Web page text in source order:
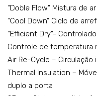
“Doble Flow” Mistura de
“Cool Down” Ciclo de
“Efficient Dry”-
Controle de temperatura
Air Re-Cycle –
Thermal Insulation –
duplo a porta